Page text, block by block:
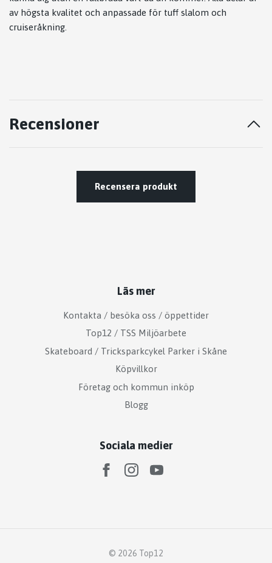
av högsta kvalitet och anpassade för tuff slalom och
cruiseråkning.
Recensioner
Recensera produkt
Läs mer
Kontakta / besöka oss / öppettider
Top12 / TSS Miljöarbete
Skateboard / Tricksparkcykel Parker i Skåne
Köpvillkor
Företag och kommun inköp
Blogg
Sociala medier
© 2026 Top12